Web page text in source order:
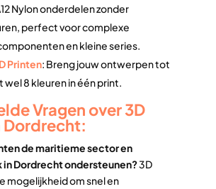
Nylon onderdelen zonder
perfect voor complexe
en kleine series.
Printen: Breng jouw ontwerpen tot
8 kleuren in één print.
Vragen over 3D
Dordrecht:
de maritieme sector en
Dordrecht ondersteunen?3D
mogelijkheid om snel en